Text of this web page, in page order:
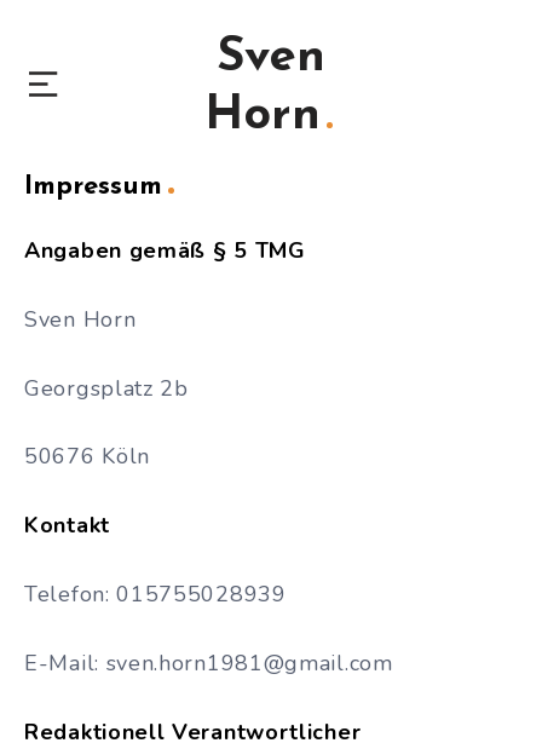
Sven
Horn
Impressum
Angaben gemäß § 5 TMG
Sven Horn
Georgsplatz 2b
50676 Köln
Kontakt
Telefon: 015755028939
E-Mail: sven.horn1981@gmail.com
Redaktionell Verantwortlicher